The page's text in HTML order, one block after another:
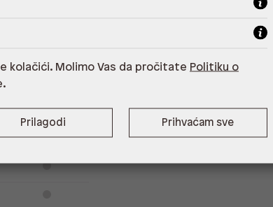
kolačići. Molimo Vas da pročitate Politiku o
Prilagodi Prihvaćam sve